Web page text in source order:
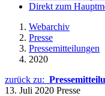
Direkt zum
Webarchiv
Presse
Pressemitteilungen
2020
zurück zu:
13. Juli 2020 Presse